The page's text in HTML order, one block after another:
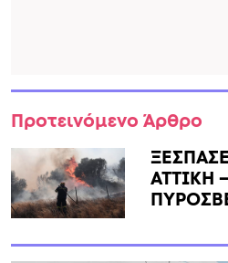
Προτεινόμενο Άρθρο
ΑΤΤΙΚΗ